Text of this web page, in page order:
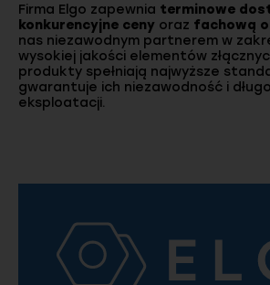
Firma Elgo zapewnia terminowe
konkurencyjne ceny oraz fachową
nas niezawodnym partnerem w
wysokiej jakości elementów
produkty spełniają najwyższe
gwarantuje ich niezawodność i
eksploatacji.